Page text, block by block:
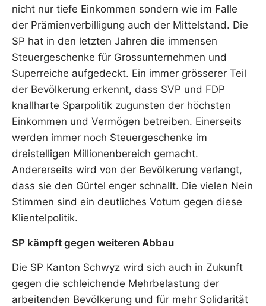
nicht nur tiefe Einkommen sondern wie im Falle
der Prämienverbilligung auch der Mittelstand. Die
SP hat in den letzten Jahren die immensen
Steuergeschenke für Grossunternehmen und
Superreiche aufgedeckt. Ein immer grösserer Teil
der Bevölkerung erkennt, dass SVP und FDP
knallharte Sparpolitik zugunsten der höchsten
Einkommen und Vermögen betreiben. Einerseits
werden immer noch Steuergeschenke im
dreistelligen Millionenbereich gemacht.
Andererseits wird von der Bevölkerung verlangt,
dass sie den Gürtel enger schnallt. Die vielen Nein
Stimmen sind ein deutliches Votum gegen diese
Klientelpolitik.
SP kämpft gegen weiteren Abbau
Die SP Kanton Schwyz wird sich auch in Zukunft
gegen die schleichende Mehrbelastung der
arbeitenden Bevölkerung und für mehr Solidarität